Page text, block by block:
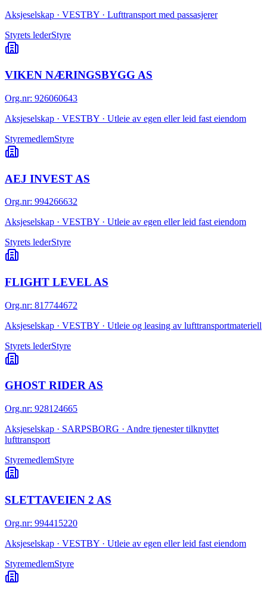
Aksjeselskap · VESTBY · Lufttransport med passasjerer
Styrets lederStyre
VIKEN NÆRINGSBYGG AS
Org.nr: 926060643
Aksjeselskap · VESTBY · Utleie av egen eller leid fast eiendom
StyremedlemStyre
AEJ INVEST AS
Org.nr: 994266632
Aksjeselskap · VESTBY · Utleie av egen eller leid fast eiendom
Styrets lederStyre
FLIGHT LEVEL AS
Org.nr: 817744672
Aksjeselskap · VESTBY · Utleie og leasing av lufttransportmateriell
Styrets lederStyre
GHOST RIDER AS
Org.nr: 928124665
Aksjeselskap · SARPSBORG · Andre tjenester tilknyttet
lufttransport
StyremedlemStyre
SLETTAVEIEN 2 AS
Org.nr: 994415220
Aksjeselskap · VESTBY · Utleie av egen eller leid fast eiendom
StyremedlemStyre